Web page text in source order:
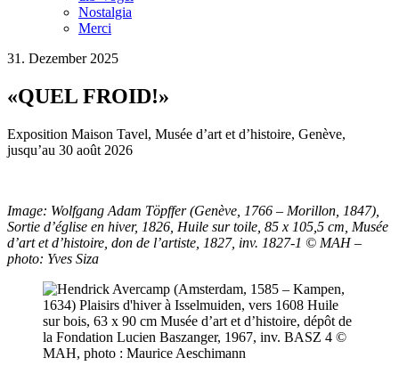
Nostalgia
Merci
31. Dezember 2025
«QUEL FROID!»
Exposition Maison Tavel, Musée d’art et d’histoire, Genève,
jusqu’au 30 août 2026
Image: Wolfgang Adam Töpffer (Genève, 1766 – Morillon, 1847),
Sortie d’église en hiver, 1826, Huile sur toile, 85 x 105,5 cm, Musée
d’art et d’histoire, don de l’artiste, 1827, inv. 1827-1 © MAH –
photo: Yves Siza